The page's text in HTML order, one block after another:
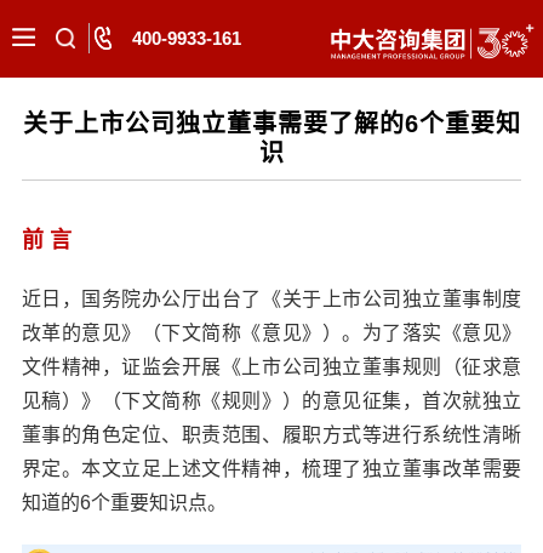
400-9933-161
关于上市公司独立董事需要了解的6个重要知
识
前 言
近日，国务院办公厅出台了《关于上市公司独立董事制度
改革的意见》（下文简称《意见》）。为了落实《意见》
文件精神，证监会开展《上市公司独立董事规则（征求意
见稿）》（下文简称《规则》）的意见征集，首次就独立
董事的角色定位、职责范围、履职方式等进行系统性清晰
界定。本文立足上述文件精神，梳理了独立董事改革需要
知道的6个重要知识点。